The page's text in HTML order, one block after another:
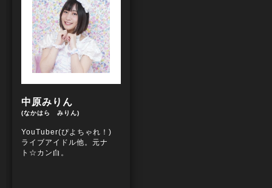
中原みりん
(なかはら みりん)
YouTuber(ぴよちゃれ！)
ライブアイドル他。元ナ
ト☆カン白。